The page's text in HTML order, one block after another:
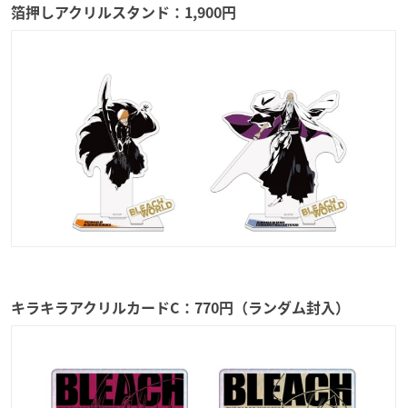
箔押しアクリルスタンド：1,900円
キラキラアクリルカードC：770円（ランダム封入）